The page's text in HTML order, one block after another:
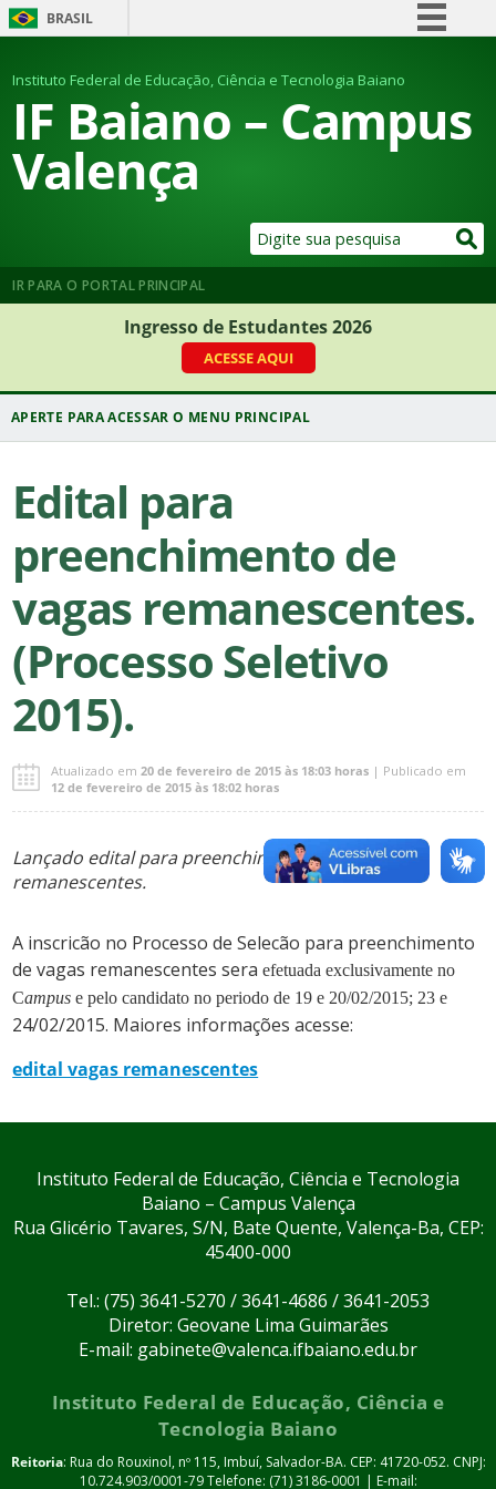
BRASIL
Comunica BR
Participe
Instituto Federal de Educação, Ciência e Tecnologia Baiano
IF Baiano – Campus
Valença
IR PARA O PORTAL PRINCIPAL
Ingresso de Estudantes 2026
ACESSE AQUI
Edital para
preenchimento de
vagas remanescentes.
(Processo Seletivo
2015).
Atualizado em20 de fevereiro de 2015 às 18:03 horas | Publicado em
12 de fevereiro de 2015 às 18:02 horas
Lançado edital para preenchimento de vagas
remanescentes.
A inscricão no Processo de Selecão para preenchimento
de vagas remanescentes seraefetuada exclusivamente no
Campuse pelo candidato no periodo de 19 e 20/02/2015; 23 e
24/02/2015. Maiores informações acesse:
edital vagas remanescentes
Instituto Federal de Educação, Ciência e Tecnologia
Baiano – Campus Valença
Rua Glicério Tavares, S/N, Bate Quente, Valença-Ba, CEP:
45400-000
Tel.: (75) 3641-5270 / 3641-4686 / 3641-2053
Diretor: Geovane Lima Guimarães
E-mail: gabinete@valenca.ifbaiano.edu.br
Instituto Federal de Educação, Ciência e
Tecnologia Baiano
Reitoria: Rua do Rouxinol, nº 115, Imbuí, Salvador-BA. CEP: 41720-052. CNPJ:
10.724.903/0001-79 Telefone: (71) 3186-0001 | E-mail: